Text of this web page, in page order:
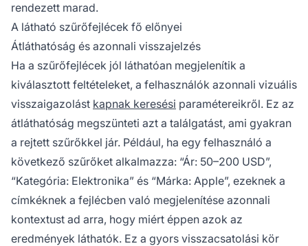
rendezett marad.
A látható szűrőfejlécek fő előnyei
Átláthatóság és azonnali visszajelzés
Ha a szűrőfejlécek jól láthatóan megjelenítik a
kiválasztott feltételeket, a felhasználók azonnali vizuális
visszaigazolást kapnak keresési paramétereikről. Ez az
átláthatóság megszünteti azt a találgatást, ami gyakran
a rejtett szűrőkkel jár. Például, ha egy felhasználó a
következő szűrőket alkalmazza: “Ár: 50–200 USD”,
“Kategória: Elektronika” és “Márka: Apple”, ezeknek a
címkéknek a fejlécben való megjelenítése azonnali
kontextust ad arra, hogy miért éppen azok az
eredmények láthatók. Ez a gyors visszacsatolási kör